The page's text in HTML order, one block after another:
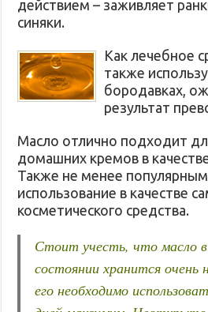
действием – заживляет
синяки.
Как лечебное
также
бородавках,
результат
Масло отлично подходит
домашних кремов в
Также не менее популярным
использование в качестве
косметического средства.
Стоит учесть, что масло
состоянии хранится очень
его необходимо